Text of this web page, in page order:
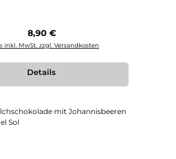
Regulärer Preis:
8,90 €
inkl. MwSt. zzgl. Versandkosten
Details